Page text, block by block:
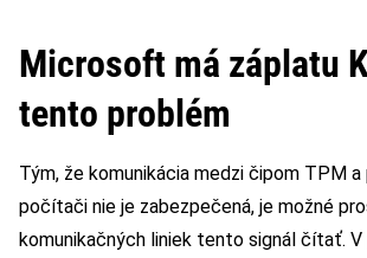
Microsoft má záplatu
tento problém
Tým, že komunikácia medzi čipom TPM
počítači nie je zabezpečená, je možné
komunikačných liniek tento signál čítať.